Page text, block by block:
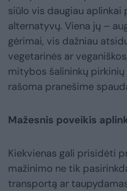
siūlo vis daugiau aplinkai
alternatyvų. Viena jų –
gėrimai, vis dažniau
vegetarinės ar
mitybos šalininkų pirkinių
rašoma pranešime
Mažesnis poveikis
Kiekvienas gali prisidėti
mažinimo ne tik
transportą ar